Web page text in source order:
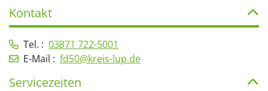
Kontakt
Tel. : 03871 722-5001
E-Mail : fd50@kreis-lup.de
Servicezeiten